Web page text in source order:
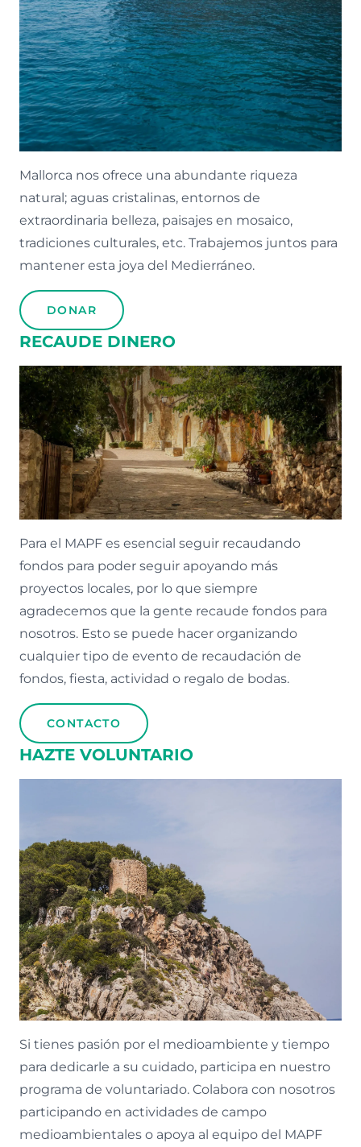
Mallorca nos ofrece una abundante riqueza
natural; aguas cristalinas, entornos de
extraordinaria belleza, paisajes en mosaico,
tradiciones culturales, etc. Trabajemos juntos para
mantener esta joya del Medierráneo.
DONAR
RECAUDE DINERO
Para el MAPF es esencial seguir recaudando
fondos para poder seguir apoyando más
proyectos locales, por lo que siempre
agradecemos que la gente recaude fondos para
nosotros. Esto se puede hacer organizando
cualquier tipo de evento de recaudación de
fondos, fiesta, actividad o regalo de bodas.
CONTACTO
HAZTE VOLUNTARIO
Si tienes pasión por el medioambiente y tiempo
para dedicarle a su cuidado, participa en nuestro
programa de voluntariado. Colabora con nosotros
participando en actividades de campo
medioambientales o apoya al equipo del MAPF